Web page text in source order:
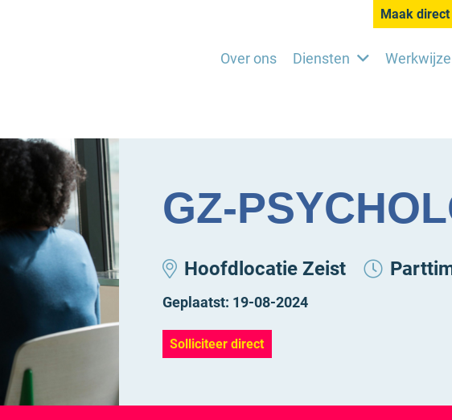
Maak
Over ons Diensten Werkwijze
GZ-
Hoofdlocatie Zeist
Geplaatst: 19-08-2024
Solliciteer direct